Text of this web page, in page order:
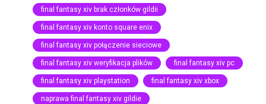
final fantasy xiv brak członków gildii
final fantasy xiv konto square enix
final fantasy xiv połączenie sieciowe
final fantasy xiv weryfikacja plików final fantasy xiv pc
final fantasy xiv playstation final fantasy xiv xbox
naprawa final fantasy xiv gildie